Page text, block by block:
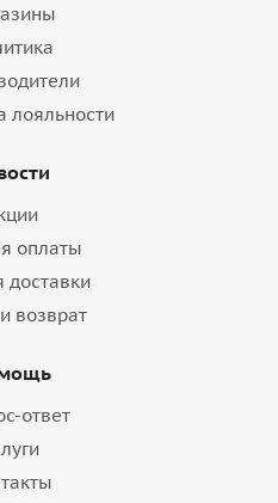
лояльности
оплаты
доставки
возврат
ответ